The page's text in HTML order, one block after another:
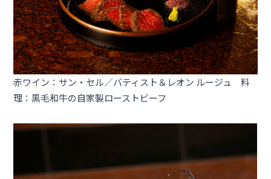
赤ワイン：サン・セル／バティスト＆レオン ルージュ 料
理：黒毛和牛の自家製ローストビーフ